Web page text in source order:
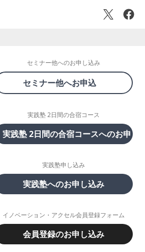
セミナー他へのお申し込み
セミナー他へお申込
実践塾 2日間の合宿コース
実践塾 2日間の合宿コースへのお申し
実践塾申し込み
実践塾へのお申し込み
イノベーション・アクセル会員登録フォーム
会員登録のお申し込み